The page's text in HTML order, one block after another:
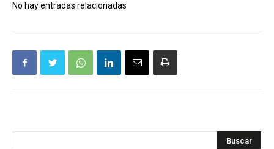
No hay entradas relacionadas
Buscar